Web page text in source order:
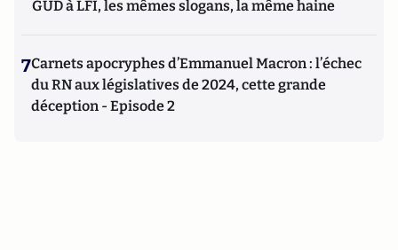
GUD à LFI, les mêmes slogans, la même haine
7Carnets apocryphes d’Emmanuel Macron : l’échec
du RN aux législatives de 2024, cette grande
déception - Episode 2